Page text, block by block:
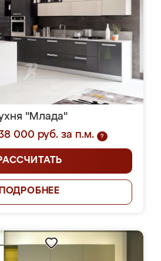
"Млада"
000 руб. за п.м.
?
ПОДРОБНЕЕ